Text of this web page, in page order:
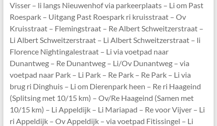
Visser – li langs Nieuwenhof via parkeerplaats – Li om Past
Roespark – Uitgang Past Roespark ri kruisstraat – Ov
Kruisstraat – Flemingstraat – Re Albert Schweitzerstraat –
Li Albert Schweitzerstraat – Li Albert Schweitzerstraat – li
Florence Nightingalestraat – Li via voetpad naar
Dunantweg – Re Dunantweg – Li/Ov Dunantweg – via
voetpad naar Park – Li Park – Re Park – Re Park – Li via
brug ri Dinghuis – Li om Dierenpark heen – Re ri Haageind
(Splitsing met 10/15 km) – Ov/Re Haageind (Samen met
10/15 km) – Li Appeldijk – Li Mariapad – Re voor Vijver – Li
ri Appeldijk – Ov Appeldijk – via voetpad Fitissingel – Li